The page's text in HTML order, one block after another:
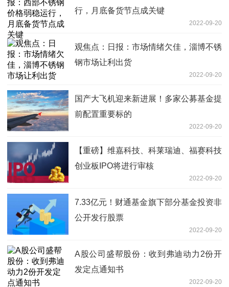
行，月底备货节点成关键
2022-09-20
观焦点：日报：市场情绪欠佳，淄博不锈
钢市场让利出货
2022-09-20
国产大飞机迎来新进展！多家公募基金提
前配置重要标的
2022-09-20
【重磅】维嘉科技、科莱瑞迪、福赛科技
创业板IPO将进行审核
2022-09-20
7.33亿元！财通基金旗下部分基金投资非
公开发行股票
2022-09-20
A股公司盛帮股份：收到弗迪动力2份开
发定点通知书
2022-09-20